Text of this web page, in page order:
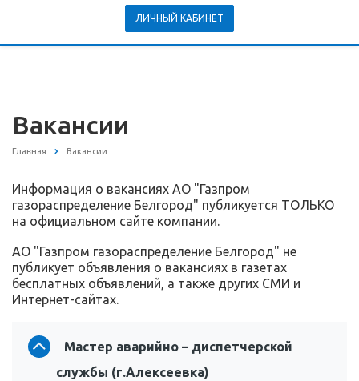
ЛИЧНЫЙ КАБИНЕТ
Вакансии
Главная Вакансии
Информация о вакансиях АО "Газпром
газораспределение Белгород" публикуется ТОЛЬКО
на официальном сайте компании.
АО "Газпром газораспределение Белгород" не
публикует объявления о вакансиях в газетах
бесплатных объявлений, а также других СМИ и
Интернет-сайтах.
Мастер аварийно – диспетчерской
службы (г.Алексеевка)